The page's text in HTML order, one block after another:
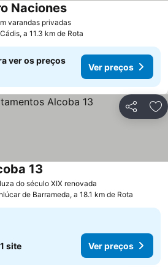
varandas privadasVer preços
NacionesVer preços
Cádis, a 11.3 km de Rota
ver os preços
Ver preços
Partilhar
do século XIX renovada
13
de Barrameda, a 18.1 km de Rota
1 site Ver preços